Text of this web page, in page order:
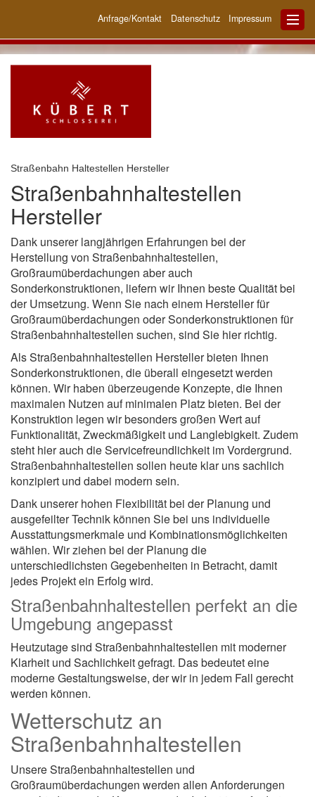
Anfrage/Kontakt Datenschutz Impressum
Straßenbahn Haltestellen Hersteller
Straßenbahnhaltestellen
Hersteller
Dank unserer langjährigen Erfahrungen bei der
Herstellung von Straßenbahnhaltestellen,
Großraumüberdachungen aber auch
Sonderkonstruktionen, liefern wir Ihnen beste Qualität bei
der Umsetzung. Wenn Sie nach einem Hersteller für
Großraumüberdachungen oder Sonderkonstruktionen für
Straßenbahnhaltestellen suchen, sind Sie hier richtig.
Als Straßenbahnhaltestellen Hersteller bieten Ihnen
Sonderkonstruktionen, die überall eingesetzt werden
können. Wir haben überzeugende Konzepte, die Ihnen
maximalen Nutzen auf minimalen Platz bieten. Bei der
Konstruktion legen wir besonders großen Wert auf
Funktionalität, Zweckmäßigkeit und Langlebigkeit. Zudem
steht hier auch die Servicefreundlichkeit im Vordergrund.
Straßenbahnhaltestellen sollen heute klar uns sachlich
konzipiert und dabei modern sein.
Dank unserer hohen Flexibilität bei der Planung und
ausgefeilter Technik können Sie bei uns individuelle
Ausstattungsmerkmale und Kombinationsmöglichkeiten
wählen. Wir ziehen bei der Planung die
unterschiedlichsten Gegebenheiten in Betracht, damit
jedes Projekt ein Erfolg wird.
Straßenbahnhaltestellen perfekt an die
Umgebung angepasst
Heutzutage sind Straßenbahnhaltestellen mit moderner
Klarheit und Sachlichkeit gefragt. Das bedeutet eine
moderne Gestaltungsweise, der wir in jedem Fall gerecht
werden können.
Wetterschutz an
Straßenbahnhaltestellen
Unsere Straßenbahnhaltestellen und
Großraumüberdachungen werden allen Anforderungen